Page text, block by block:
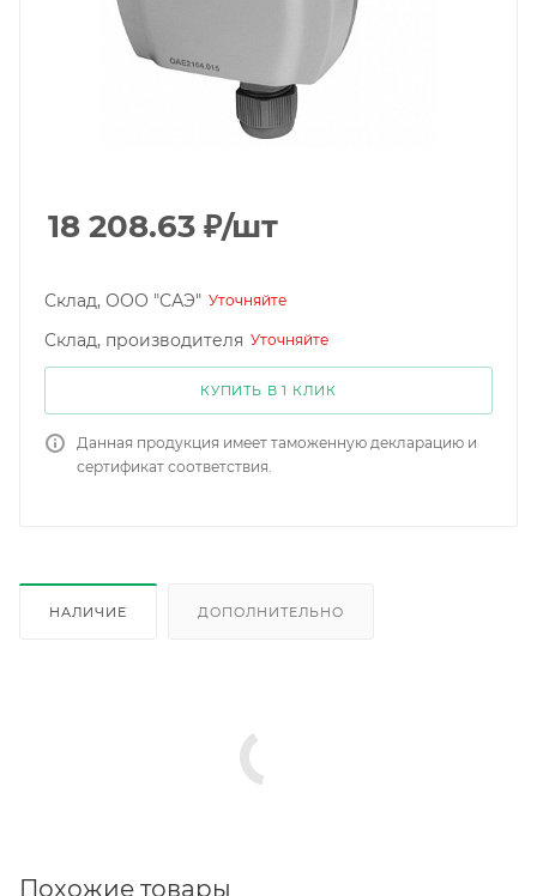
18 208.63 ₽/шт
Склад, ООО "САЭ" Уточняйте
Склад, производителя Уточняйте
КУПИТЬ В 1 КЛИК
Данная продукция имеет таможенную декларацию и
сертификат соответствия.
НАЛИЧИЕ ДОПОЛНИТЕЛЬНО
Похожие товары